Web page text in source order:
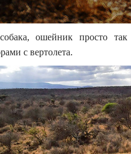
ошейник просто так
с вертолета.